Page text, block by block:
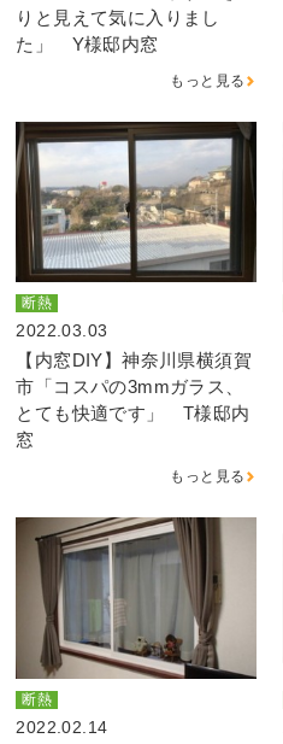
りと見えて気に入りまし
た」 Y様邸内窓
もっと見る
断熱
2022.03.03
【内窓DIY】神奈川県横須賀
市「コスパの3mmガラス、
とても快適です」 T様邸内
窓
もっと見る
断熱
2022.02.14